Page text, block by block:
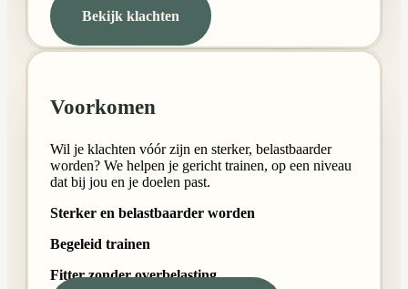
Bekijk klachten
Voorkomen
Wil je klachten vóór zijn en sterker, belastbaarder
worden? We helpen je gericht trainen, op een niveau
dat bij jou en je doelen past.
Sterker en belastbaarder worden
Begeleid trainen
Fitter zonder overbelasting